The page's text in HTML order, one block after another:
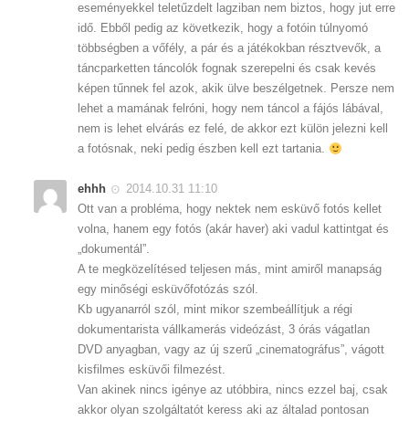
eseményekkel teletűzdelt lagziban nem biztos, hogy jut erre
idő. Ebből pedig az következik, hogy a fotóin túlnyomó
többségben a vőfély, a pár és a játékokban résztvevők, a
táncparketten táncolók fognak szerepelni és csak kevés
képen tűnnek fel azok, akik ülve beszélgetnek. Persze nem
lehet a mamának felróni, hogy nem táncol a fájós lábával,
nem is lehet elvárás ez felé, de akkor ezt külön jelezni kell
a fotósnak, neki pedig észben kell ezt tartania.
ehhh
2014.10.31 11:10
Ott van a probléma, hogy nektek nem esküvő fotós kellet
volna, hanem egy fotós (akár haver) aki vadul kattintgat és
„dokumentál”.
A te megközelítésed teljesen más, mint amiről manapság
egy minőségi esküvőfotózás szól.
Kb ugyanarról szól, mint mikor szembeállítjuk a régi
dokumentarista vállkamerás videózást, 3 órás vágatlan
DVD anyagban, vagy az új szerű „cinematográfus”, vágott
kisfilmes esküvői filmezést.
Van akinek nincs igénye az utóbbira, nincs ezzel baj, csak
akkor olyan szolgáltatót keress aki az általad pontosan